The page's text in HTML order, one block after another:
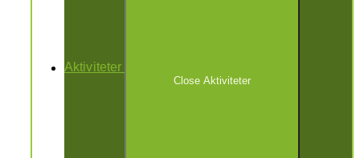
Aktiviteter
Close Aktiviteter